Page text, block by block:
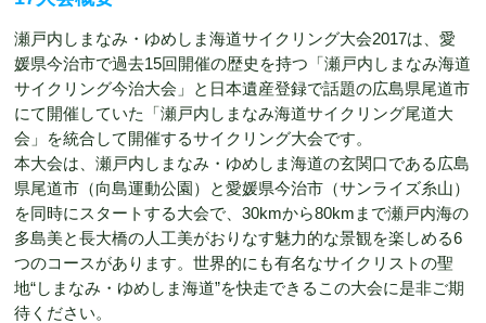
瀬戸内しまなみ・ゆめしま海道サイクリング大会2017は、愛
媛県今治市で過去15回開催の歴史を持つ「瀬戸内しまなみ海道
サイクリング今治大会」と日本遺産登録で話題の広島県尾道市
にて開催していた「瀬戸内しまなみ海道サイクリング尾道大
会」を統合して開催するサイクリング大会です。
本大会は、瀬戸内しまなみ・ゆめしま海道の玄関口である広島
県尾道市（向島運動公園）と愛媛県今治市（サンライズ糸山）
を同時にスタートする大会で、30kmから80kmまで瀬戸内海の
多島美と長大橋の人工美がおりなす魅力的な景観を楽しめる6
つのコースがあります。世界的にも有名なサイクリストの聖
地“しまなみ・ゆめしま海道”を快走できるこの大会に是非ご期
待ください。